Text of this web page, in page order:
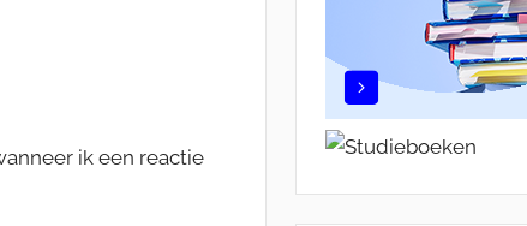
ik een reactie